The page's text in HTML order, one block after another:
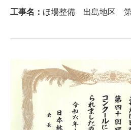
工事名： ほ場整備 出島地区 第